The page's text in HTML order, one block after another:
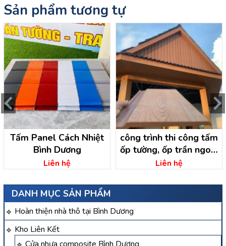
DANH MỤC SẢN PHẨM
Hoàn thiện nhà thô tại Bình Dương
Kho Liên Kết
Sản phẩm tương tự
Tấm Panel Cách Nhiệt
Bình Dương
Liên hệ
công trình thi công tấm
ốp tường, ốp trần ngoài
trời tại định hiệp dầu
Liên hệ